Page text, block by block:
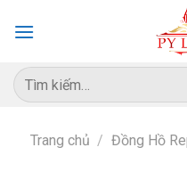
Tìm
kiếm:
Trang chủ / Đồng Hồ